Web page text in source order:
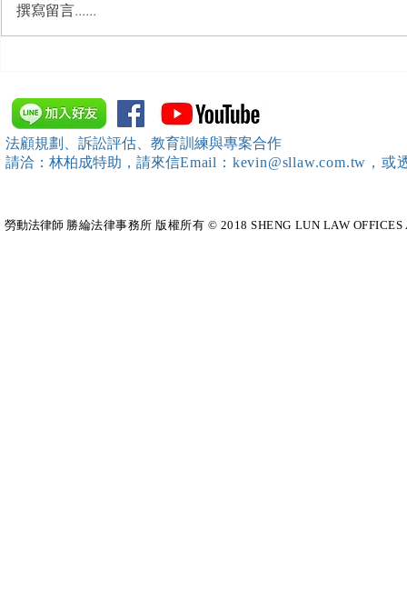
中、南等地辦理（職場霸凌防
治教育訓練）課程 邀請本所律
師團隊擔任講師，課程圓滿完
成~*
撰寫留言......
法顧規劃、訴訟評估、教育訓練與專案合作
請洽：林柏成特助 ，請來信Email：kevin@sllaw.com.tw，
勞動法律師​ 勝綸法律事務所 版權所有 © 2018 SHENG LUN LAW